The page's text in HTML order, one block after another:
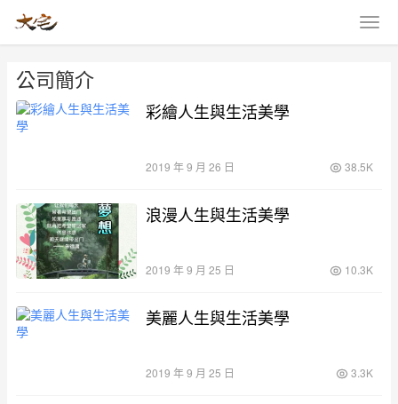
公司簡介
彩繪人生與生活美學
2019 年 9 月 26 日 38.5K
浪漫人生與生活美學
2019 年 9 月 25 日 10.3K
美麗人生與生活美學
2019 年 9 月 25 日 3.3K